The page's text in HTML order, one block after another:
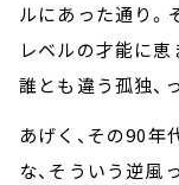
ルにあった通り。
レベルの才能に恵
誰とも違う孤独、
あげく、その90年
な、そういう逆